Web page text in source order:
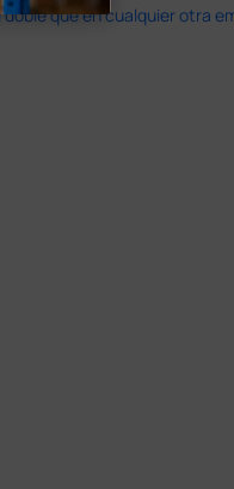
que en cualquier otra